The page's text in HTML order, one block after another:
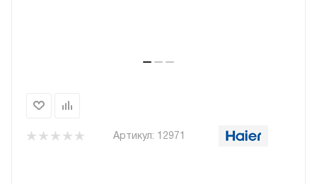
Артикул: 12971